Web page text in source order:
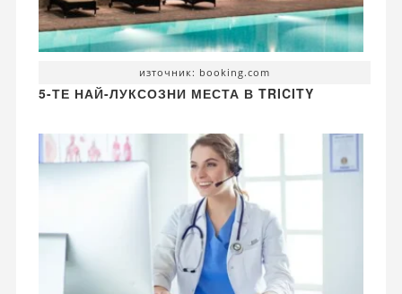
източник: booking.com
5-ТЕ НАЙ-ЛУКСОЗНИ МЕСТА В TRICITY